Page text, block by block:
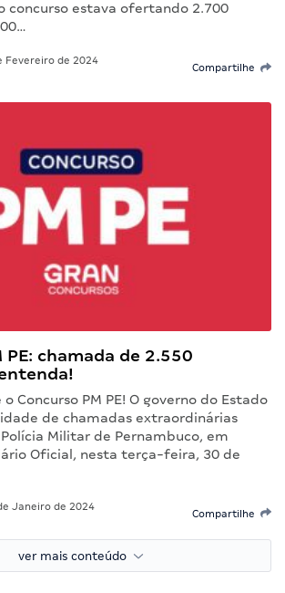
concurso estava ofertando 2.700
Fevereiro de 2024
Compartilhe
PE: chamada de 2.550
Concurso PM PE! O governo do Estado
de chamadas extraordinárias
Militar de Pernambuco, em
Oficial, nesta terça-feira, 30 de
Janeiro de 2024
Compartilhe
ver mais conteúdo